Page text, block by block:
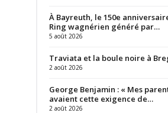
À Bayreuth, le 150e
Ring wagnérien généré par…
5 août 2026
Traviata et la boule noire à
2 août 2026
George Benjamin : « Mes
avaient cette exigence de…
2 août 2026